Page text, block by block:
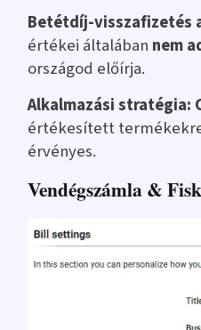
Betétdíj-visszafizetés
értékei általában nem
országod előírja.
Alkalmazási stratégia:
értékesített
érvényes.
Vendégszámla &